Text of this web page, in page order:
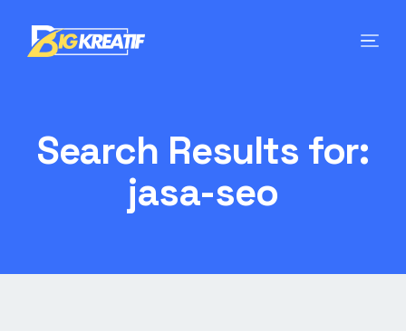
Search Results for:
jasa-seo